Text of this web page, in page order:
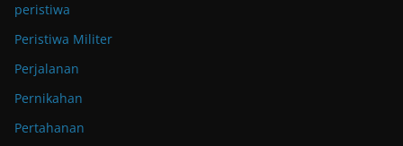
peristiwa
Peristiwa Militer
Perjalanan
Pernikahan
Pertahanan